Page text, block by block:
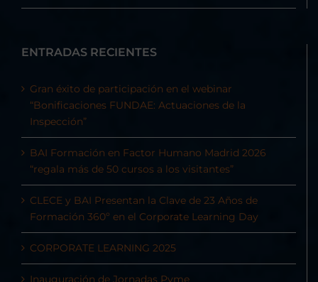
ENTRADAS RECIENTES
Gran éxito de participación en el webinar
“Bonificaciones FUNDAE: Actuaciones de la
Inspección”
BAI Formación en Factor Humano Madrid 2026
“regala más de 50 cursos a los visitantes”
CLECE y BAI Presentan la Clave de 23 Años de
Formación 360º en el Corporate Learning Day
CORPORATE LEARNING 2025
Inauguración de Jornadas Pyme